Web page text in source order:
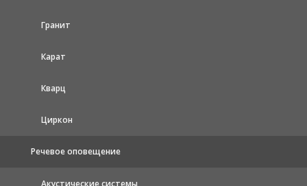
Гранит
Карат
Кварц
Циркон
Речевое оповещение
Акустические системы